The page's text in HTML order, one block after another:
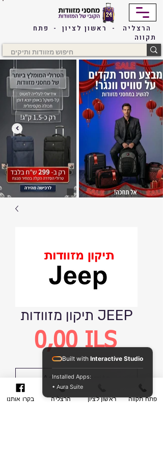
הרצליה - ראשון לציון - פתח
תקווה
תיקון מזוודות JEEP
0,00 ILS
Agregar al carrito
בקרו אותנו הרצליה ראשון לציון פתח תקווה
Built with Interactive Studio
Installed Apps:
• Aura Suite